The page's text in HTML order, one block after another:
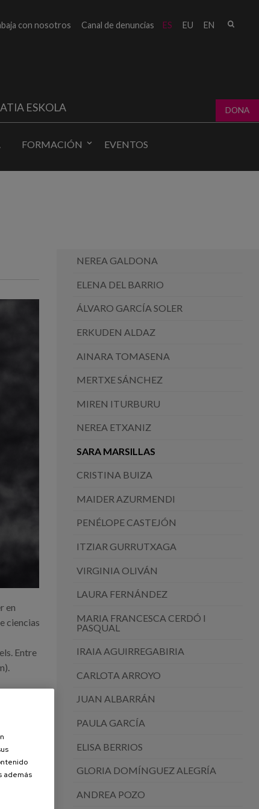
ES EU EN
con nosotros Canal de denuncias
ESKOLA DONA
FORMACIÓN EVENTOS
en
ciencias
Entre
vista
el
de
NEREA GALDONA
ELENA DEL BARRIO
ÁLVARO GARCÍA SOLER
ERKUDEN ALDAZ
AINARA TOMASENA
MERTXE SÁNCHEZ
MIREN ITURBURU
NEREA ETXANIZ
SARA MARSILLAS
CRISTINA BUIZA
MAIDER AZURMENDI
PENÉLOPE CASTEJÓN
ITZIAR GURRUTXAGA
VIRGINIA OLIVÁN
LAURA FERNÁNDEZ
MARIA FRANCESCA CERDÓ I
PASQUAL
IRAIA AGUIRREGABIRIA
CARLOTA ARROYO
JUAN ALBARRÁN
PAULA GARCÍA
ELISA BERRIOS
GLORIA DOMÍNGUEZ ALEGRÍA
ANDREA POZO
además